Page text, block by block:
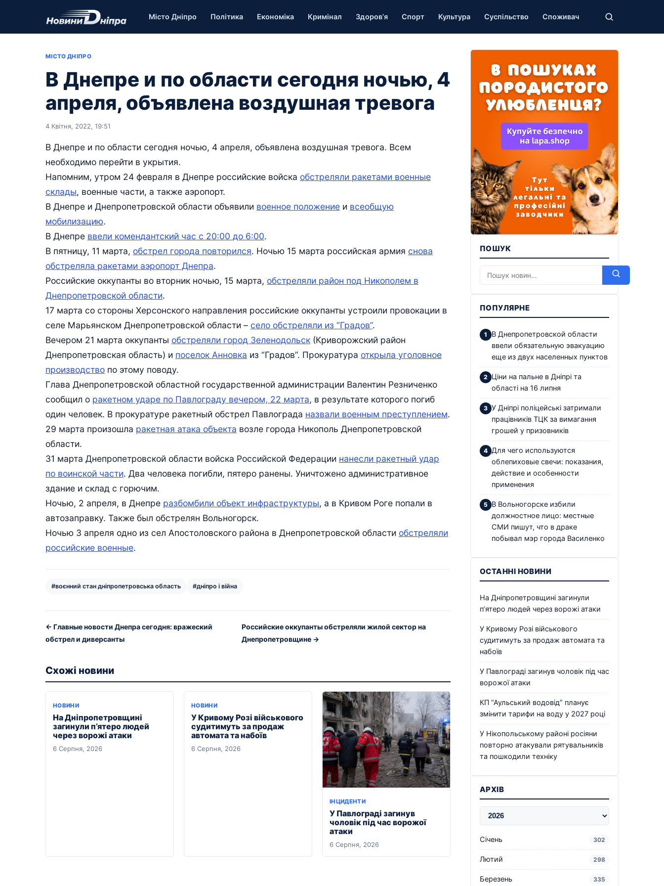
Місто Дніпро Політика Економіка Кримінал Здоров’я Спорт Культура Суспільство Споживач
МІСТО ДНІПРО
В Днепре и по области сегодня ночью, 4
апреля, объявлена воздушная тревога
4 Квітня, 2022, 19:51
В Днепре и по области сегодня ночью, 4 апреля, объявлена воздушная тревога. Всем
необходимо перейти в укрытия.
Напомним, утром 24 февраля в Днепре российские войска обстреляли ракетами военные
склады, военные части, а также аэропорт.
В Днепре и Днепропетровской области объявили военное положение и всеобщую
мобилизацию.
В Днепре ввели комендантский час с 20:00 до 6:00.
В пятницу, 11 марта, обстрел города повторился. Ночью 15 марта российская армия снова
обстреляла ракетами аэропорт Днепра.
Российские оккупанты во вторник ночью, 15 марта, обстреляли район под Никополем в
Днепропетровской области.
17 марта со стороны Херсонского направления российские оккупанты устроили провокации в
селе Марьянском Днепропетровской области – село обстреляли из “Градов”.
Вечером 21 марта оккупанты обстреляли город Зеленодольск (Криворожский район
Днепропетровская область) и поселок Анновка из “Градов”. Прокуратура открыла уголовное
производство по этому поводу.
Глава Днепропетровской областной государственной администрации Валентин Резниченко
сообщил о ракетном ударе по Павлограду вечером, 22 марта, в результате которого погиб
один человек. В прокуратуре ракетный обстрел Павлограда назвали военным преступлением.
29 марта произошла ракетная атака объекта возле города Никополь Днепропетровской
области.
31 марта Днепропетровской области войска Российской Федерации нанесли ракетный удар
по воинской части. Два человека погибли, пятеро ранены. Уничтожено административное
здание и склад с горючим.
Ночью, 2 апреля, в Днепре разбомбили объект инфраструктуры, а в Кривом Роге попали в
автозаправку. Также был обстрелян Вольногорск.
Ночью 3 апреля одно из сел Апостоловского района в Днепропетровской области обстреляли
российские военные.
#воєнний стан дніпропетровська область #дніпро і війна
← Главные новости Днепра сегодня: вражеский
обстрел и диверсанты
Российские оккупанты обстреляли жилой сектор на
Днепропетровщине →
Схожі новини
НОВИНИ
На Дніпропетровщині
загинули п’ятеро людей
через ворожі атаки
6 Серпня, 2026
НОВИНИ
У Кривому Розі військового
судитимуть за продаж
автомата та набоїв
6 Серпня, 2026
ІНЦИДЕНТИ
У Павлограді загинув
чоловік під час ворожої
атаки
6 Серпня, 2026
ПОШУК
ПОПУЛЯРНЕ
В Днепропетровской области
ввели обязательную эвакуацию
еще из двух населенных пунктов
Ціни на пальне в Дніпрі та
області на 16 липня
У Дніпрі поліцейські затримали
працівників ТЦК за вимагання
грошей у призовників
Для чего используются
облепиховые свечи: показания,
действие и особенности
применения
В Вольногорске избили
должностное лицо: местные
СМИ пишут, что в драке
побывал мэр города Василенко
ОСТАННІ НОВИНИ
На Дніпропетровщині загинули
п’ятеро людей через ворожі атаки
У Кривому Розі військового
судитимуть за продаж автомата та
набоїв
У Павлограді загинув чоловік під час
ворожої атаки
КП “Аульський водовід” планує
змінити тарифи на воду у 2027 році
У Нікопольському районі росіяни
повторно атакували рятувальників
та пошкодили техніку
АРХІВ
Січень 302
Лютий 298
Березень 335